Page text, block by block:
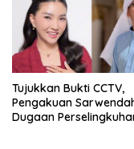
Tujukkan Bukti CCTV,
Pengakuan
Dugaan